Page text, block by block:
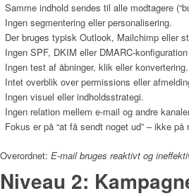
Samme indhold sendes til alle modtagere
Ingen segmentering eller personalisering.
Der bruges typisk Outlook, Mailchimp eller
Ingen SPF, DKIM eller DMARC-
Ingen test af åbninger, klik eller konvertering.
Intet overblik over permissions eller
Ingen visuel eller indholdsstrategi.
Ingen relation mellem e-mail og andre
Fokus er på “at få sendt noget ud” – ikke på
Overordnet: E-mail bruges reaktivt og
Niveau 2: